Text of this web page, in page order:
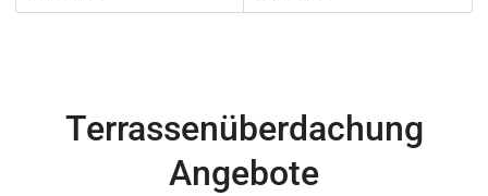
Preis
Preis
Terrassenüberdachung
Angebote